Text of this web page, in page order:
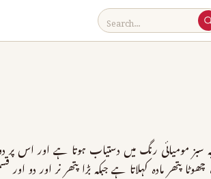
سبز مومیائی رنگ میں دستیاب ہوتا ہے اور اس
پتھر مادہ کہلاتا ہے جبکہ بڑا پتھر نر اور دو